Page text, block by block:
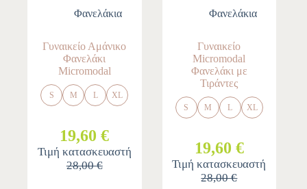
Φανελάκια
Γυναικείο Αμάνικο
Φανελάκι
Micromodal
S M L XL
19,60 €
Τιμή κατασκευαστή
28,00 €
Φανελάκια
Γυναικείο
Micromodal
Φανελάκι με
Τιράντες
S M L XL
19,60 €
Τιμή κατασκευαστή
28,00 €